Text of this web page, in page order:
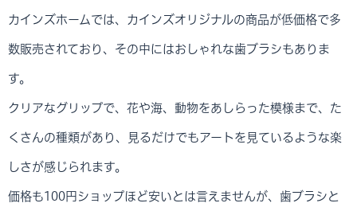
カインズホームでは、カインズオリジナルの商品が低価格で多
数販売されており、その中にはおしゃれな歯ブラシもありま
す。
クリアなグリップで、花や海、動物をあしらった模様まで、た
くさんの種類があり、見るだけでもアートを見ているような楽
しさが感じられます。
価格も100円ショップほど安いとは言えませんが、歯ブラシと